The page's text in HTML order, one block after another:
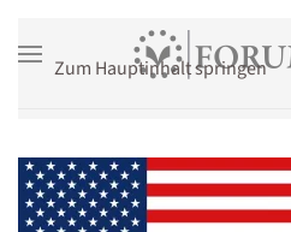
Zum Hauptinhalt springen